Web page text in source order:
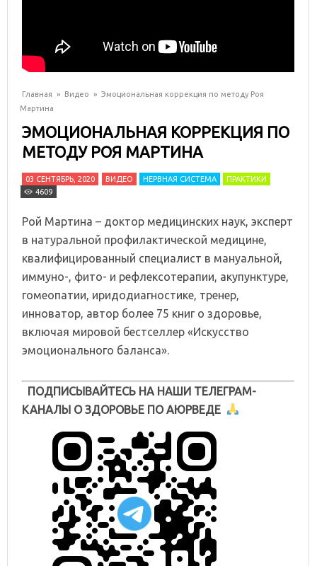
Главная » Видео » Эмоциональная коррекция по методу Роя
Мартина
ЭМОЦИОНАЛЬНАЯ КОРРЕКЦИЯ ПО
МЕТОДУ РОЯ МАРТИНА
03 СЕНТЯБРЬ, 2020 ВИДЕО НЕРВНАЯ СИСТЕМА
ПРАКТИКИ
4609
Рой Мартина – доктор медицинских наук, эксперт
в натуральной профилактической медицине,
квалифицированный специалист в мануальной,
иммуно-, фито- и рефлексотерапии, акупунктуре,
гомеопатии, иридодиагностике, тренер,
инноватор, автор более 75 книг о здоровье,
включая мировой бестселлер «Искусство
эмоционального баланса».
ПОДПИСЫВАЙТЕСЬ НА НАШИ ТЕЛЕГРАМ-
КАНАЛЫ О ЗДОРОВЬЕ ПО АЮРВЕДЕ